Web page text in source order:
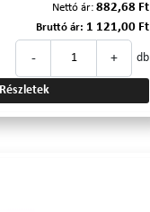
Nettó ár: 882,68 Ft
Bruttó ár: 1 121,00 Ft
- + db
Részletek